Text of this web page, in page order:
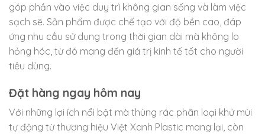
góp phần vào việc duy trì không gian sống và làm việc
sạch sẽ. Sản phẩm được chế tạo với độ bền cao, đáp
ứng nhu cầu sử dụng trong thời gian dài mà không lo
hỏng hóc, từ đó mang đến giá trị kinh tế tốt cho người
tiêu dùng.
Đặt hàng ngay hôm nay
Với những lợi ích nổi bật mà thùng rác phân loại khử mùi
tự động từ thương hiệu Việt Xanh Plastic mang lại, còn